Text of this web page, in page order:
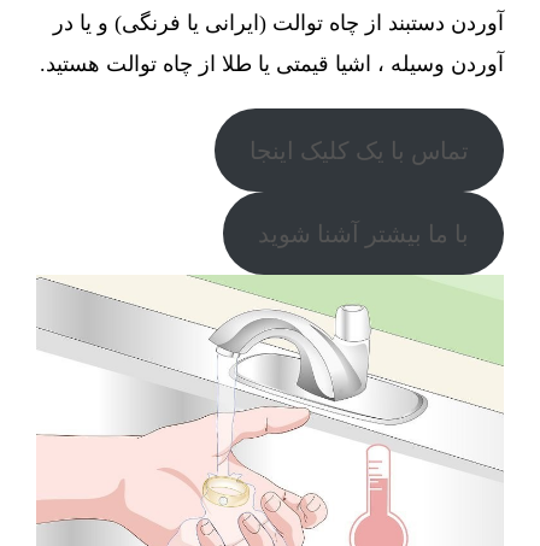
آوردن دستبند از چاه توالت (ایرانی یا فرنگی) و یا در
آوردن وسیله ، اشیا قیمتی یا طلا از چاه توالت هستید.
تماس با یک کلیک اینجا
با ما بیشتر آشنا شوید